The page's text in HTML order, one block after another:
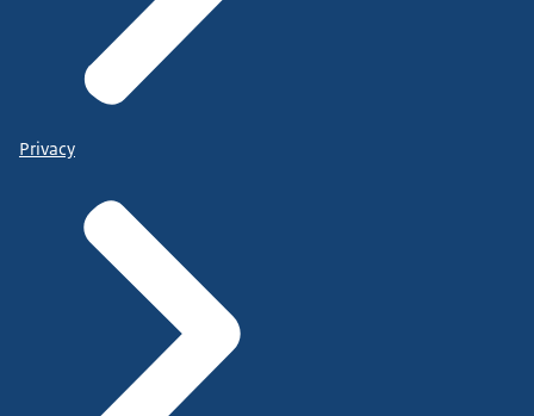
Privacy